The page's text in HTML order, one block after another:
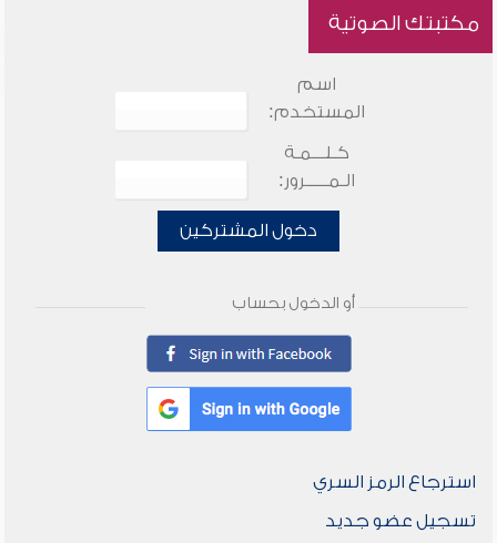
مكتبتك الصوتية
اسم
المستخدم:
كـلـــمـة
الـمـــــرور:
دخول المشتركين
أو الدخول بحساب
استرجاع الرمز السري
تسجيل عضو جديد